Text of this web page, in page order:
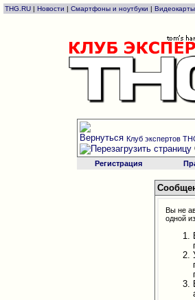
THG.RU | Новости | Смартфоны и ноутбуки | Видеокарты
Клуб экспертов
Регистрация
Вы не
одной